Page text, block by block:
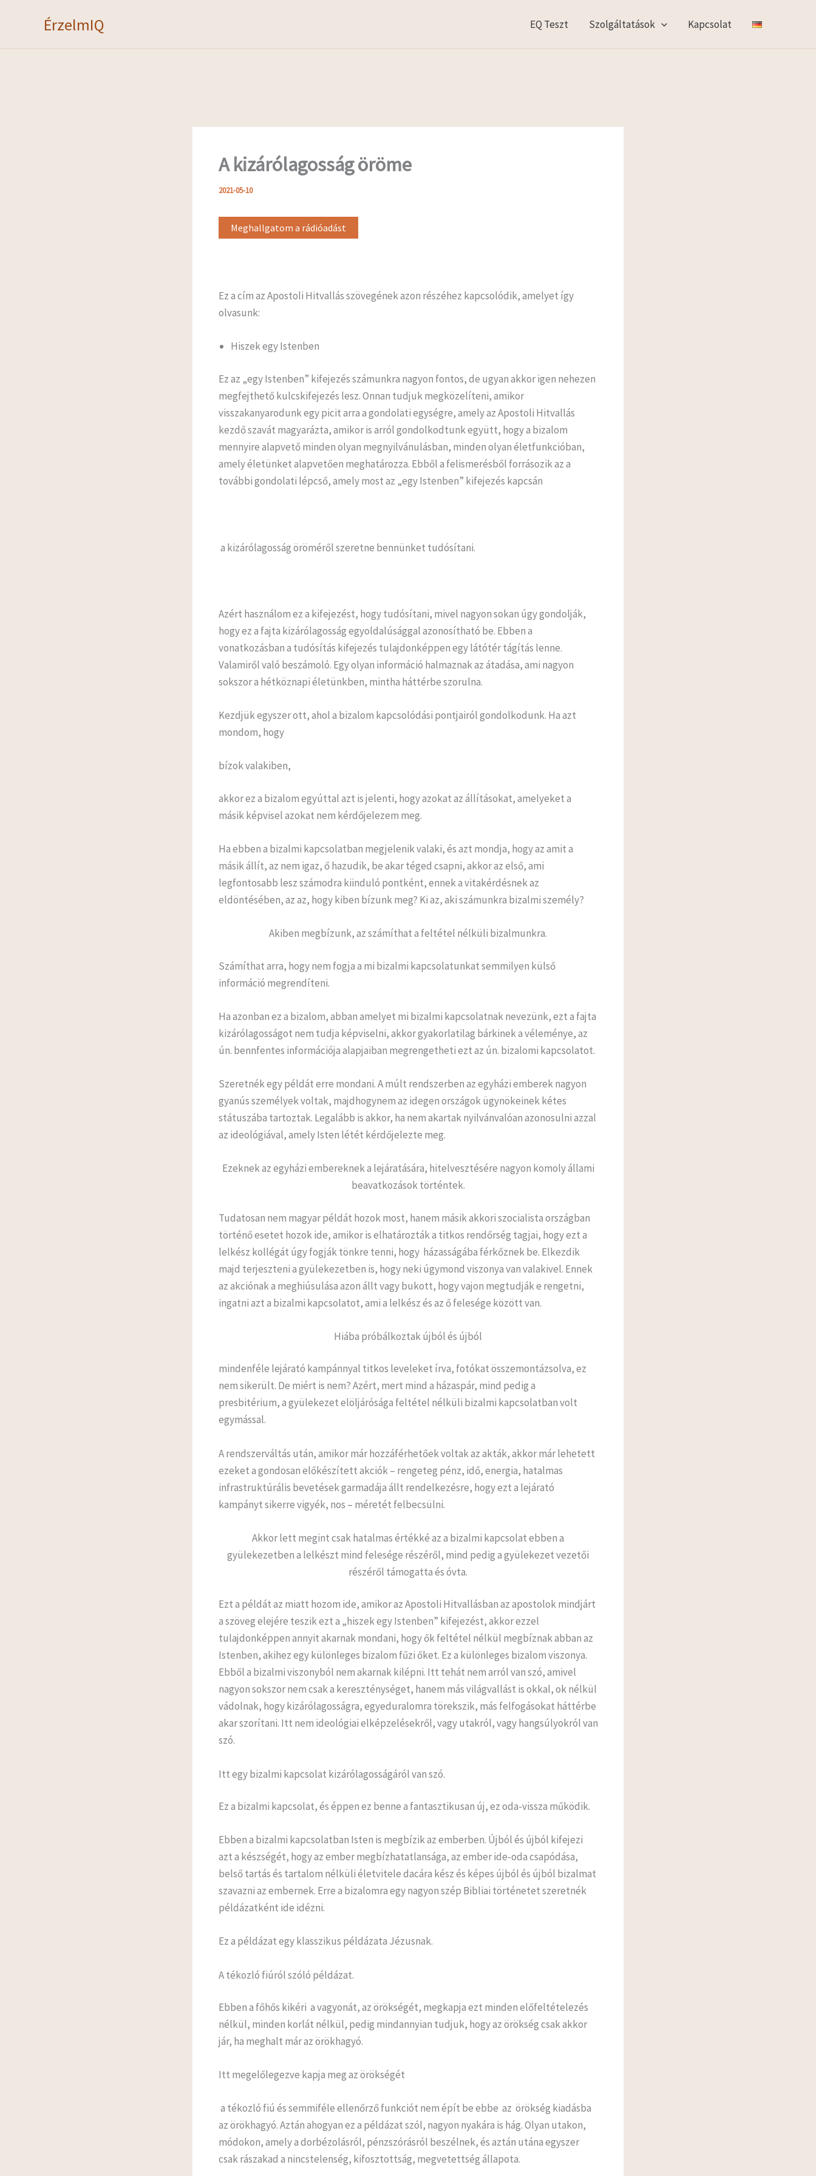
ÉrzelmIQ EQ Teszt Szolgáltatások Kapcsolat
A kizárólagosság öröme
2021-05-10
Meghallgatom a rádióadást
Ez a cím az Apostoli Hitvallás szövegének azon részéhez kapcsolódik, amelyet így
olvasunk:
Hiszek egy Istenben
Ez az „egy Istenben” kifejezés számunkra nagyon fontos, de ugyan akkor igen nehezen
megfejthető kulcskifejezés lesz. Onnan tudjuk megközelíteni, amikor
visszakanyarodunk egy picit arra a gondolati egységre, amely az Apostoli Hitvallás
kezdő szavát magyarázta, amikor is arról gondolkodtunk együtt, hogy a bizalom
mennyire alapvető minden olyan megnyilvánulásban, minden olyan életfunkcióban,
amely életünket alapvetően meghatározza. Ebből a felismerésből forrásozik az a
további gondolati lépcső, amely most az „egy Istenben” kifejezés kapcsán
a kizárólagosság öröméről szeretne bennünket tudósítani.
Azért használom ez a kifejezést, hogy tudósítani, mivel nagyon sokan úgy gondolják,
hogy ez a fajta kizárólagosság egyoldalúsággal azonosítható be. Ebben a
vonatkozásban a tudósítás kifejezés tulajdonképpen egy látótér tágítás lenne.
Valamiről való beszámoló. Egy olyan információ halmaznak az átadása, ami nagyon
sokszor a hétköznapi életünkben, mintha háttérbe szorulna.
Kezdjük egyszer ott, ahol a bizalom kapcsolódási pontjairól gondolkodunk. Ha azt
mondom, hogy
bízok valakiben,
akkor ez a bizalom egyúttal azt is jelenti, hogy azokat az állításokat, amelyeket a
másik képvisel azokat nem kérdőjelezem meg.
Ha ebben a bizalmi kapcsolatban megjelenik valaki, és azt mondja, hogy az amit a
másik állít, az nem igaz, ő hazudik, be akar téged csapni, akkor az első, ami
legfontosabb lesz számodra kiinduló pontként, ennek a vitakérdésnek az
eldöntésében, az az, hogy kiben bízunk meg? Ki az, aki számunkra bizalmi személy?
Akiben megbízunk, az számíthat a feltétel nélküli bizalmunkra.
Számíthat arra, hogy nem fogja a mi bizalmi kapcsolatunkat semmilyen külső
információ megrendíteni.
Ha azonban ez a bizalom, abban amelyet mi bizalmi kapcsolatnak nevezünk, ezt a fajta
kizárólagosságot nem tudja képviselni, akkor gyakorlatilag bárkinek a véleménye, az
ún. bennfentes információja alapjaiban megrengetheti ezt az ún. bizalomi kapcsolatot.
Szeretnék egy példát erre mondani. A múlt rendszerben az egyházi emberek nagyon
gyanús személyek voltak, majdhogynem az idegen országok ügynökeinek kétes
státuszába tartoztak. Legalább is akkor, ha nem akartak nyilvánvalóan azonosulni azzal
az ideológiával, amely Isten létét kérdőjelezte meg.
Ezeknek az egyházi embereknek a lejáratására, hitelvesztésére nagyon komoly állami
beavatkozások történtek.
Tudatosan nem magyar példát hozok most, hanem másik akkori szocialista országban
történő esetet hozok ide, amikor is elhatározták a titkos rendőrség tagjai, hogy ezt a
lelkész kollégát úgy fogják tönkre tenni, hogy házasságába férkőznek be. Elkezdik
majd terjeszteni a gyülekezetben is, hogy neki úgymond viszonya van valakivel. Ennek
az akciónak a meghiúsulása azon állt vagy bukott, hogy vajon megtudják e rengetni,
ingatni azt a bizalmi kapcsolatot, ami a lelkész és az ő felesége között van.
Hiába próbálkoztak újból és újból
mindenféle lejárató kampánnyal titkos leveleket írva, fotókat összemontázsolva, ez
nem sikerült. De miért is nem? Azért, mert mind a házaspár, mind pedig a
presbitérium, a gyülekezet elöljárósága feltétel nélküli bizalmi kapcsolatban volt
egymással.
A rendszerváltás után, amikor már hozzáférhetőek voltak az akták, akkor már lehetett
ezeket a gondosan előkészített akciók – rengeteg pénz, idő, energia, hatalmas
infrastruktúrális bevetések garmadája állt rendelkezésre, hogy ezt a lejárató
kampányt sikerre vigyék, nos – méretét felbecsülni.
Akkor lett megint csak hatalmas értékké az a bizalmi kapcsolat ebben a
gyülekezetben a lelkészt mind felesége részéről, mind pedig a gyülekezet vezetői
részéről támogatta és óvta.
Ezt a példát az miatt hozom ide, amikor az Apostoli Hitvallásban az apostolok mindjárt
a szöveg elejére teszik ezt a „hiszek egy Istenben” kifejezést, akkor ezzel
tulajdonképpen annyit akarnak mondani, hogy ők feltétel nélkül megbíznak abban az
Istenben, akihez egy különleges bizalom fűzi őket. Ez a különleges bizalom viszonya.
Ebből a bizalmi viszonyból nem akarnak kilépni. Itt tehát nem arról van szó, amivel
nagyon sokszor nem csak a kereszténységet, hanem más világvallást is okkal, ok nélkül
vádolnak, hogy kizárólagosságra, egyeduralomra törekszik, más felfogásokat háttérbe
akar szorítani. Itt nem ideológiai elképzelésekről, vagy utakról, vagy hangsúlyokról van
szó.
Itt egy bizalmi kapcsolat kizárólagosságáról van szó.
Ez a bizalmi kapcsolat, és éppen ez benne a fantasztikusan új, ez oda-vissza működik.
Ebben a bizalmi kapcsolatban Isten is megbízik az emberben. Újból és újból kifejezi
azt a készségét, hogy az ember megbízhatatlansága, az ember ide-oda csapódása,
belső tartás és tartalom nélküli életvitele dacára kész és képes újból és újból bizalmat
szavazni az embernek. Erre a bizalomra egy nagyon szép Bibliai történetet szeretnék
példázatként ide idézni.
Ez a példázat egy klasszikus példázata Jézusnak.
A tékozló fiúról szóló példázat.
Ebben a főhős kikéri a vagyonát, az örökségét, megkapja ezt minden előfeltételezés
nélkül, minden korlát nélkül, pedig mindannyian tudjuk, hogy az örökség csak akkor
jár, ha meghalt már az örökhagyó.
Itt megelőlegezve kapja meg az örökségét
a tékozló fiú és semmiféle ellenőrző funkciót nem épít be ebbe az örökség kiadásba
az örökhagyó. Aztán ahogyan ez a példázat szól, nagyon nyakára is hág. Olyan utakon,
módokon, amely a dorbézolásról, pénzszórásról beszélnek, és aztán utána egyszer
csak rászakad a nincstelenség, kifosztottság, megvetettség állapota.